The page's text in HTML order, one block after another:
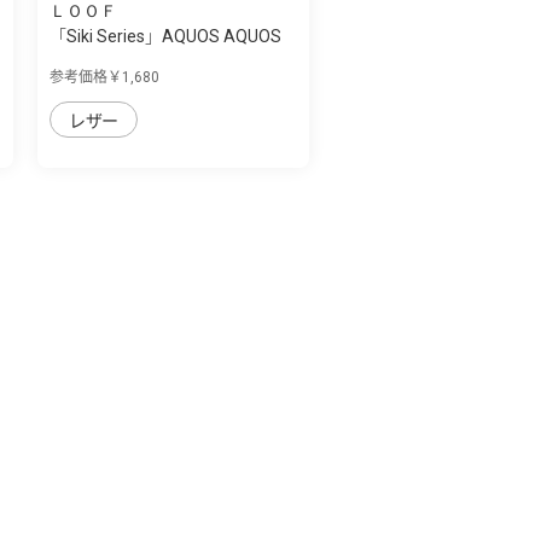
ＬＯＯＦ
「Siki Series」AQUOS AQUOS
参考価格￥1,680
レザー